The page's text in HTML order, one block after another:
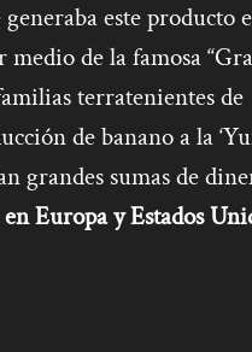
este producto
de la famosa
terratenientes de
de banano a la
grandes sumas de
Europa y Estados